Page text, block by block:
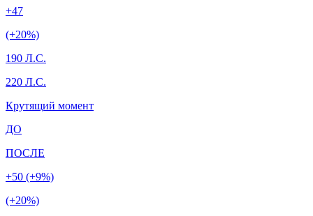
+47
(+20%)
190 Л.С.
220 Л.С.
Крутящий момент
ДО
ПОСЛЕ
+50 (+9%)
(+20%)